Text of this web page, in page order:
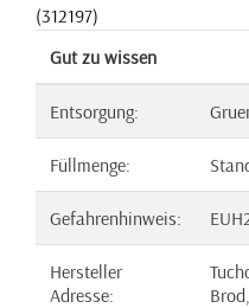
(312197)
Gut zu wissen
Entsorgung:
Füllmenge:
Gefahrenhinweis:
Hersteller
Adresse: